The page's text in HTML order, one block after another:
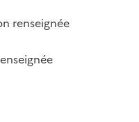
renseignée